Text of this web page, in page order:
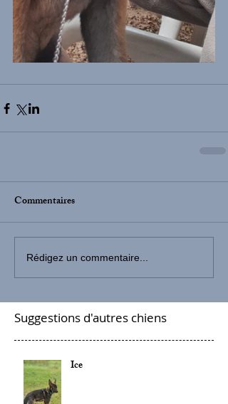
Commentaires
Rédigez un commentaire...
Suggestions d'autres chiens
Ice